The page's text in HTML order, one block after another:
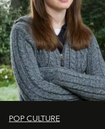
POP CULTURE